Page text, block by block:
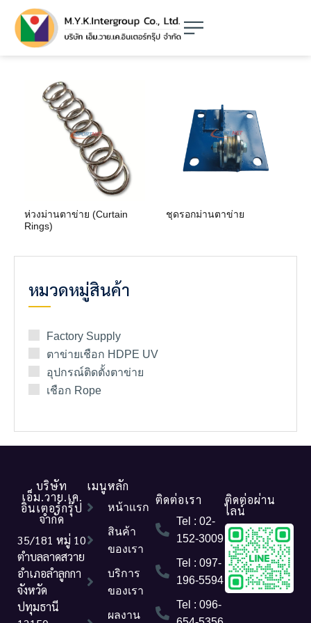
หมวดหมู่สินค้า
Factory Supply
ตาข่ายเชือก HDPE UV
อุปกรณ์ติดตั้งตาข่าย
เชือก Rope
ห่วงม่านตาข่าย (Curtain
Rings)
ชุดรอกม่านตาข่าย
บริษัท
เอ็ม.วาย.เค.
อินเตอร์กรุ๊ป
จำกัด
35/181 หมู่ 10
ตำบลลาดสวาย
อำเภอลำลูกกา
จังหวัด
ปทุมธานี
เมนูหลัก
หน้าแรก
สินค้า
ของเรา
บริการ
ของเรา
ผลงาน
ติดต่อเรา
Tel : 02-
152-3009
Tel : 097-
196-5594
Tel : 096-
ติดต่อผ่าน
ไลน์